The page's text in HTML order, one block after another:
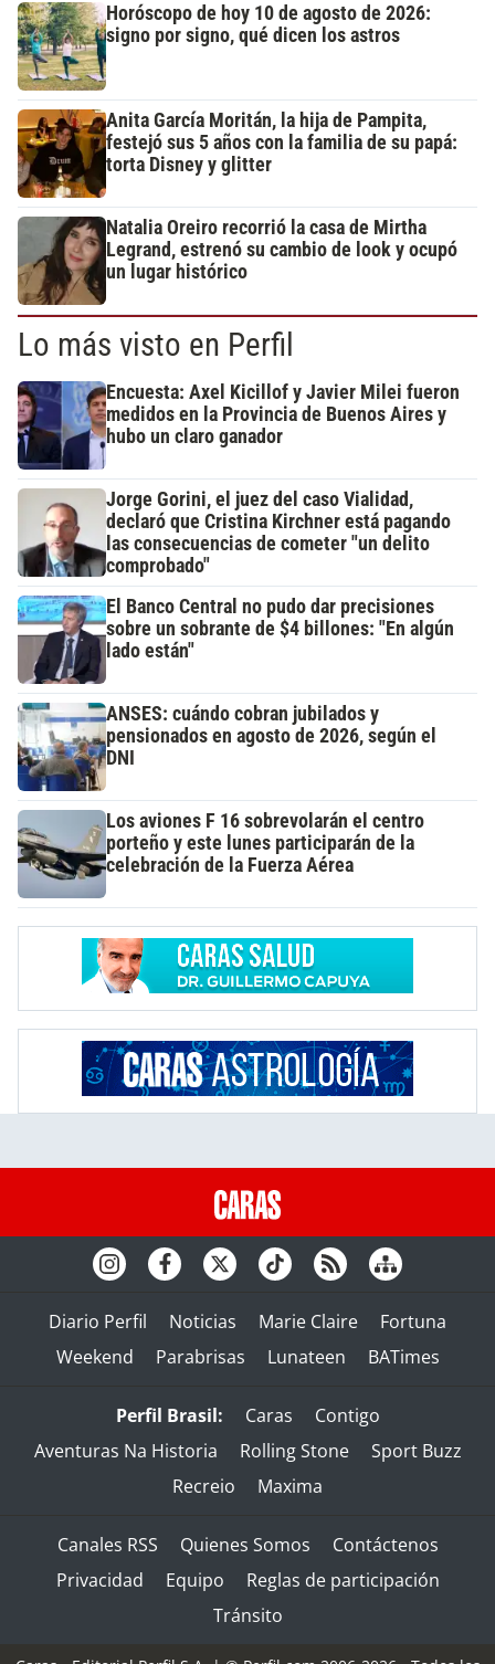
Horóscopo de hoy 10 de agosto de 2026:
signo por signo, qué dicen los astros
Anita García Moritán, la hija de Pampita,
festejó sus 5 años con la familia de su papá:
torta Disney y glitter
Natalia Oreiro recorrió la casa de Mirtha
Legrand, estrenó su cambio de look y ocupó
un lugar histórico
Lo más visto en Perfil
Encuesta: Axel Kicillof y Javier Milei fueron
medidos en la Provincia de Buenos Aires y
hubo un claro ganador
Jorge Gorini, el juez del caso Vialidad,
declaró que Cristina Kirchner está pagando
las consecuencias de cometer "un delito
comprobado"
El Banco Central no pudo dar precisiones
sobre un sobrante de $4 billones: "En algún
lado están"
ANSES: cuándo cobran jubilados y
pensionados en agosto de 2026, según el
DNI
Los aviones F 16 sobrevolarán el centro
porteño y este lunes participarán de la
celebración de la Fuerza Aérea
Diario Perfil Noticias Marie Claire
Fortuna
Weekend
Parabrisas Lunateen BATimes
Perfil Brasil: Caras
Contigo
Aventuras Na Historia
Rolling Stone
Sport Buzz
Recreio
Maxima
Canales RSS Quienes Somos
Contáctenos
Privacidad
Equipo
Reglas de participación
Tránsito